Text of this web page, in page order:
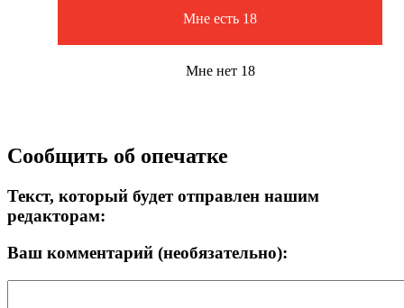
Мне есть 18
Мне нет 18
Сообщить об опечатке
Текст, который будет отправлен нашим
редакторам:
Ваш комментарий (необязательно):